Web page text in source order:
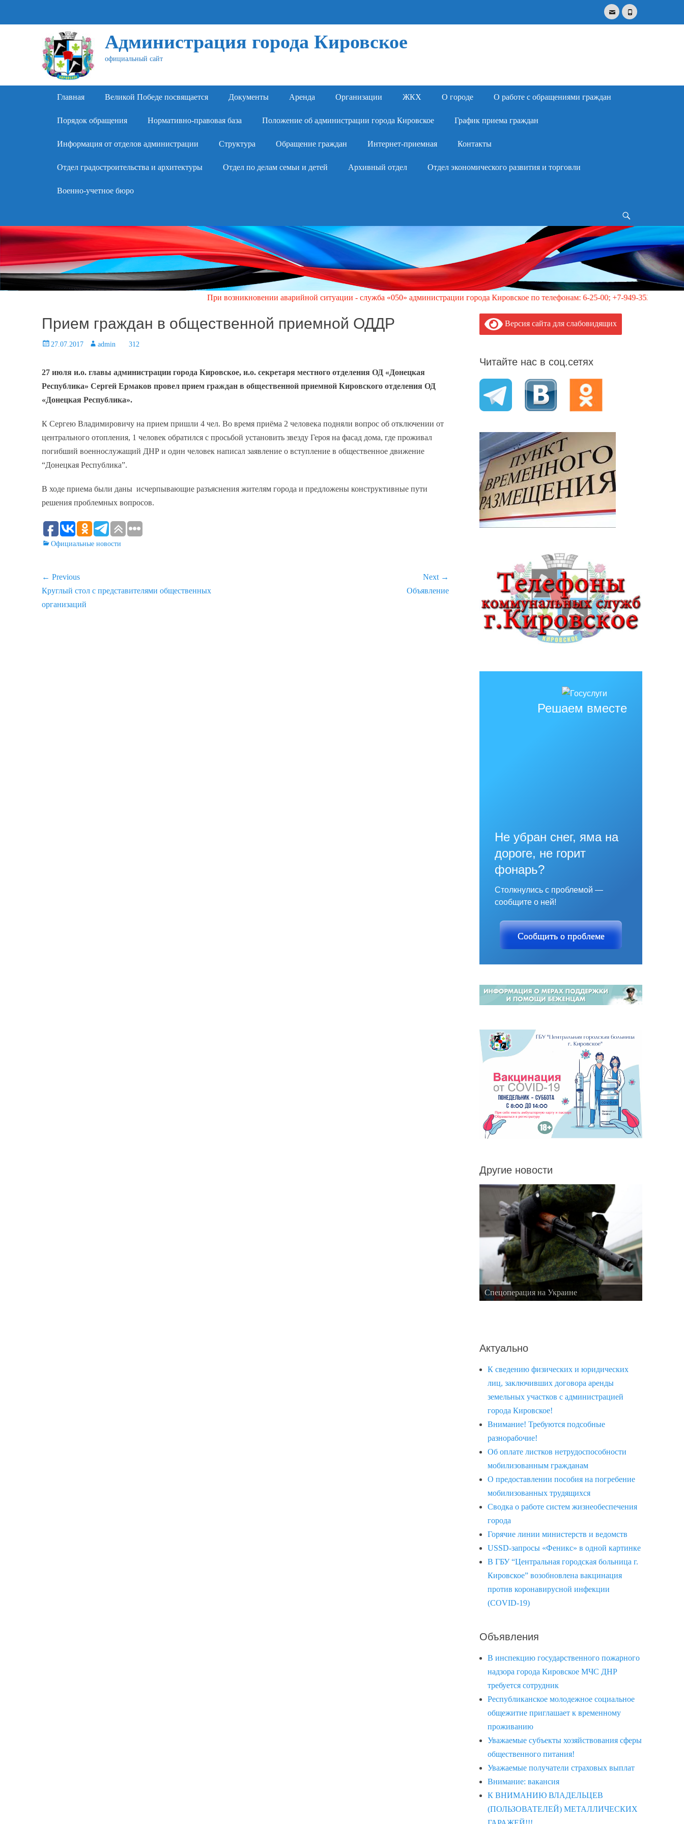
EmailPhone
Администрация города Кировское
официальный сайт
Primary Menu
Skip
content
Главная Великой Победе посвящается Документы Аренда Организации ЖКХ О городе О работе с обращениями граждан
Порядок обращения Нормативно-правовая база Положение об администрации города Кировское График приема граждан
Информация от отделов администрации Структура Обращение граждан Интернет-приемная Контакты
Отдел градостроительства и архитектуры Отдел по делам семьи и детей Архивный отдел Отдел экономического развития и торговли
Военно-учетное бюро
При возникновении аварийной ситуации - служба «050» администрации города Кировское по телефонам: 6-25-00; +7-949-352-87-40, 113
Прием граждан в общественной приемной ОДДР
Posted27.07.2017 Author
admin 312
27 июля и.о. главы администрации города Кировское, и.о. секретаря местного отделения ОД «Донецкая
Республика» Сергей Ермаков провел прием граждан в общественной приемной Кировского отделения ОД
«Донецкая Республика».
К Сергею Владимировичу на прием пришли 4 чел. Во время приёма 2 человека подняли вопрос об отключении от
центрального отопления, 1 человек обратился с просьбой установить звезду Героя на фасад дома, где проживал
погибший военнослужащий ДНР и один человек написал заявление о вступление в общественное движение
“Донецкая Республика”.
В ходе приема были даны исчерпывающие разъяснения жителям города и предложены конструктивные пути
решения проблемных вопросов.
Categories
Официальные новости
Навигация
по
← Previous
Previous
post:
Круглый стол с представителями общественных
организаций
Next →
Объявление
Версия сайта для слабовидящих
Читайте нас в соц.сетях
Решаем вместе
Не убран снег, яма на
дороге, не горит
фонарь?
Столкнулись с проблемой —
сообщите о ней!
Сообщить о проблеме
Другие новости
Спецоперация на Украине
Актуально
К сведению физических и юридических
лиц, заключивших договора аренды
земельных участков с администрацией
города Кировское!
Внимание! Требуются подсобные
разнорабочие!
Об оплате листков нетрудоспособности
мобилизованным гражданам
О предоставлении пособия на погребение
мобилизованных трудящихся
Сводка о работе систем жизнеобеспечения
города
Горячие линии министерств и ведомств
USSD-запросы «Феникс» в одной картинке
В ГБУ “Центральная городская больница г.
Кировское” возобновлена вакцинация
против коронавирусной инфекции
(COVID-19)
Объявления
В инспекцию государственного пожарного
надзора города Кировское МЧС ДНР
требуется сотрудник
Республиканское молодежное социальное
общежитие приглашает к временному
проживанию
Уважаемые субъекты хозяйствования сферы
общественного питания!
Уважаемые получатели страховых выплат
Внимание: вакансия
К ВНИМАНИЮ ВЛАДЕЛЬЦЕВ
(ПОЛЬЗОВАТЕЛЕЙ) МЕТАЛЛИЧЕСКИХ